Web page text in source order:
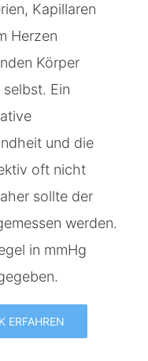
Kapillaren
Herzen
Körper
Ein
und die
oft nicht
sollte der
werden.
in mmHg
ERFAHREN